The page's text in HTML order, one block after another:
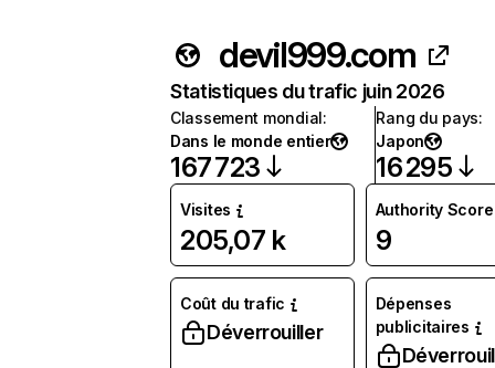
devil999.com
Statistiques du trafic juin 2026
Classement mondial:
Dans le monde entier
167 723
Rang du pays:
Japon
16 295
Visites
205,07 k
Authority Score
9
Coût du trafic
Déverrouiller
Dépenses
publicitaires